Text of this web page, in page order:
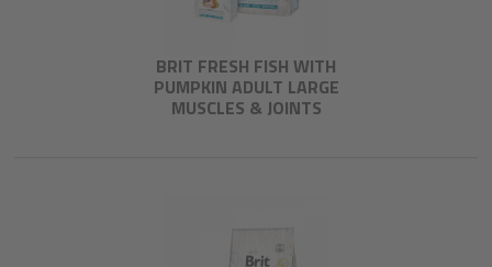
BRIT FRESH FISH WITH
PUMPKIN ADULT LARGE
MUSCLES & JOINTS